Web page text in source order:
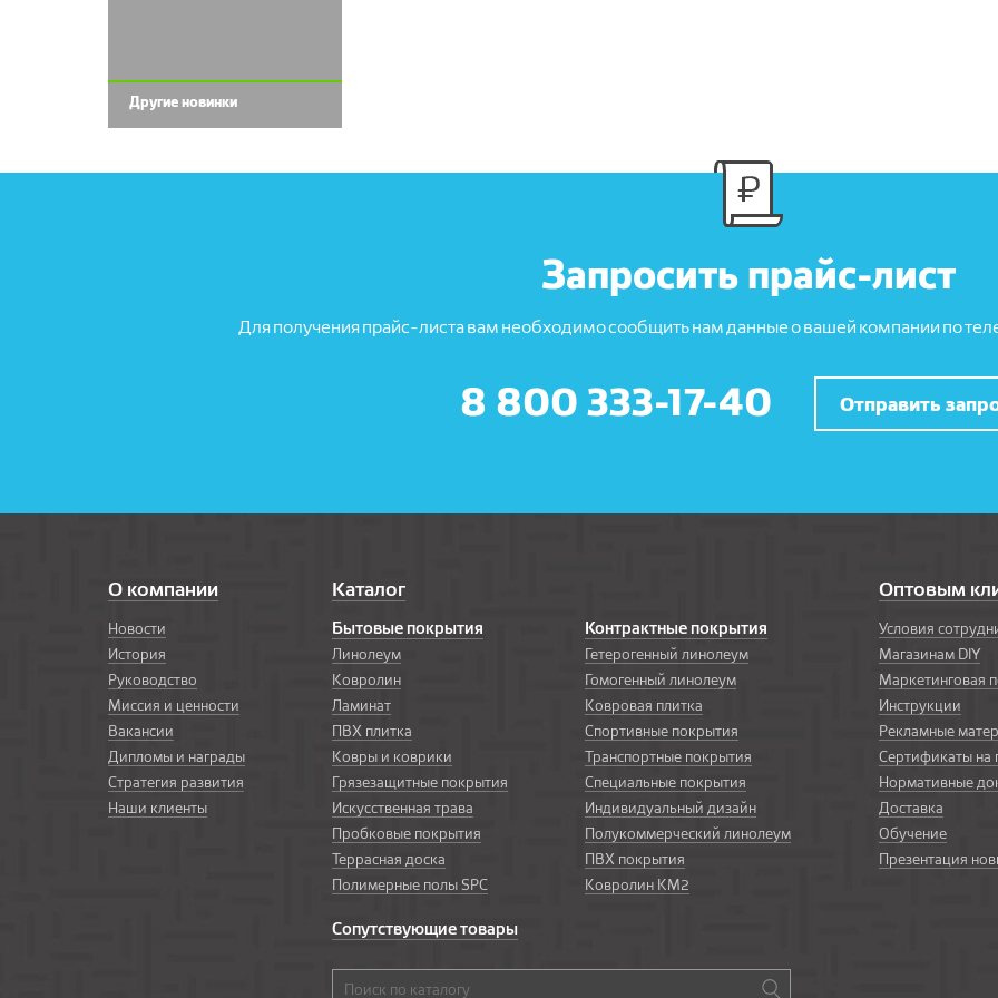
Другие новинки
Запросить прайс-лист
Для получения прайс-листа вам необходимо сообщить нам данные о вашей компании по
8 800 333-17-40 Отправить
О компании
Новости
История
Руководство
Миссия и ценности
Вакансии
Дипломы и награды
Стратегия развития
Наши клиенты
Каталог
Бытовые покрытия
Линолеум
Ковролин
Ламинат
ПВХ плитка
Ковры и коврики
Грязезащитные покрытия
Искусственная трава
Пробковые покрытия
Террасная доска
Полимерные полы SPC
Сопутствующие товары
Контрактные покрытия
Гетерогенный линолеум
Гомогенный линолеум
Ковровая плитка
Спортивные покрытия
Транспортные покрытия
Специальные покрытия
Индивидуальный дизайн
Полукоммерческий линолеум
ПВХ покрытия
Ковролин КМ2
Оптовым
Условия
Магазинам DIY
Маркетинговая
Инструкции
Рекламные
Сертификаты на
Нормативные
Доставка
Обучение
Презентация